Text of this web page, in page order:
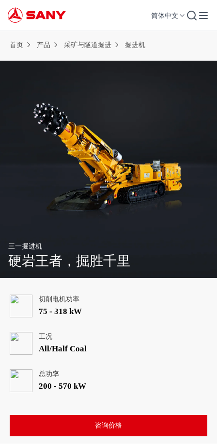
简体中文
首页 产品 采矿与隧道掘进 掘进机
三一掘进机
硬岩王者，掘胜千里
切削电机功率
75 - 318 kW
工况
All/Half Coal
总功率
200 - 570 kW
咨询价格